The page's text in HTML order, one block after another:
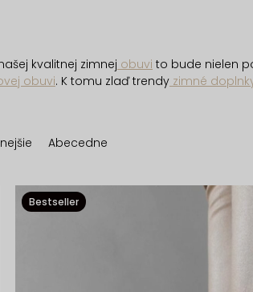
kvalitnej zimnej obuvi to bude nielen
obuvi. K tomu zlaď trendy zimné
Abecedne
Bestseller